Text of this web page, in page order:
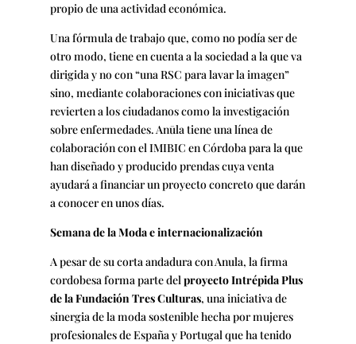
propio de una actividad económica.
Una fórmula de trabajo que, como no podía ser de
otro modo, tiene en cuenta a la sociedad a la que va
dirigida y no con “una RSC para lavar la imagen”
sino, mediante colaboraciones con iniciativas que
revierten a los ciudadanos como la investigación
sobre enfermedades. Anūla tiene una línea de
colaboración con el IMIBIC en Córdoba para la que
han diseñado y producido prendas cuya venta
ayudará a financiar un proyecto concreto que darán
a conocer en unos días.
Semana de la Moda e internacionalización
A pesar de su corta andadura con Anula, la firma
cordobesa forma parte delproyecto Intrépida Plus
de la Fundación Tres Culturas, una iniciativa de
sinergia de la moda sostenible hecha por mujeres
profesionales de España y Portugal que ha tenido